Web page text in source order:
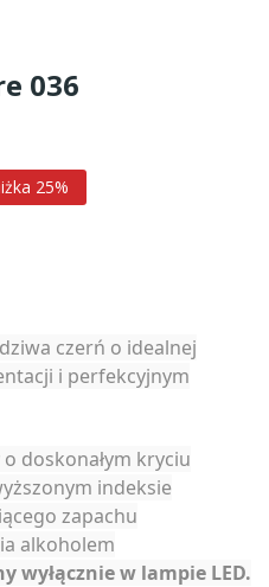
036
25%
czerń o idealnej
i perfekcyjnym
doskonałym kryciu
indeksie
zapachu
alkoholem
wyłącznie w lampie LED.